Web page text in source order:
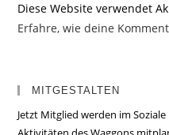
Diese Website verwendet
Erfahre, wie deine
MITGESTALTEN
Jetzt Mitglied werden im